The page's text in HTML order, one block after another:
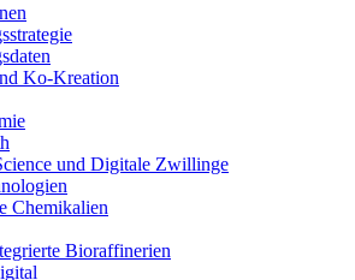
Ko-Kreation
und Digitale Zwillinge
Chemikalien
Bioraffinerien